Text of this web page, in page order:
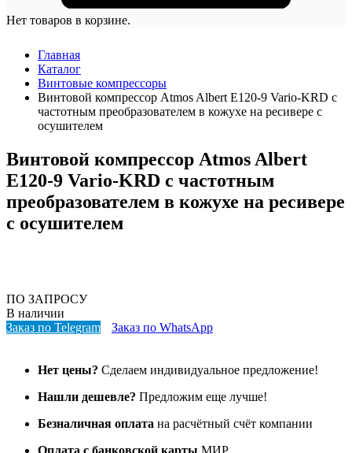
Нет товаров в корзине.
Главная
Каталог
Винтовые компрессоры
Винтовой компрессор Atmos Albert E120-9 Vario-KRD с
частотным преобразователем в кожухе на ресивере с
осушителем
Винтовой компрессор Atmos Albert
E120-9 Vario-KRD с частотным
преобразователем в кожухе на ресивере
с осушителем
ПО ЗАПРОСУ
В наличии
Заказ по Telegram
Заказ по WhatsApp
Нет цены? Сделаем индивидуальное предложение!
Нашли дешевле? Предложим еще лучше!
Безналичная оплата на расчётный счёт компании